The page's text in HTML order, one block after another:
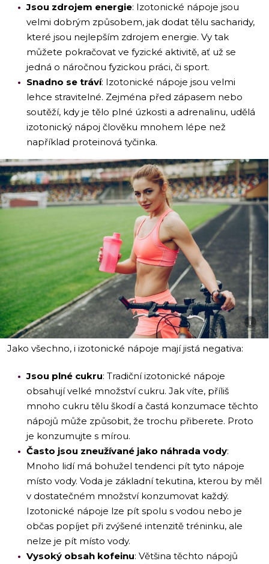
Jsou zdrojem energie: Izotonické nápoje jsou
velmi dobrým způsobem, jak dodat tělu sacharidy,
které jsou nejlepším zdrojem energie. Vy tak
můžete pokračovat ve fyzické aktivitě, ať už se
jedná o náročnou fyzickou práci, či sport.
Snadno se tráví: Izotonické nápoje jsou velmi
lehce stravitelné. Zejména před zápasem nebo
soutěží, kdy je tělo plné úzkosti a adrenalinu, udělá
izotonický nápoj člověku mnohem lépe než
například proteinová tyčinka.
i
Jako všechno, i izotonické nápoje mají jistá negativa:
Jsou plné cukru: Tradiční izotonické nápoje
obsahují velké množství cukru. Jak víte, příliš
mnoho cukru tělu škodí a častá konzumace těchto
nápojů může způsobit, že trochu přiberete. Proto
je konzumujte s mírou.
Často jsou zneužívané jako náhrada vody:
Mnoho lidí má bohužel tendenci pít tyto nápoje
místo vody. Voda je základní tekutina, kterou by měl
v dostatečném množství konzumovat každý.
Izotonické nápoje lze pít spolu s vodou nebo je
občas popíjet při zvýšené intenzitě tréninku, ale
nelze je pít místo vody.
Vysoký obsah kofeinu: Většina těchto nápojů